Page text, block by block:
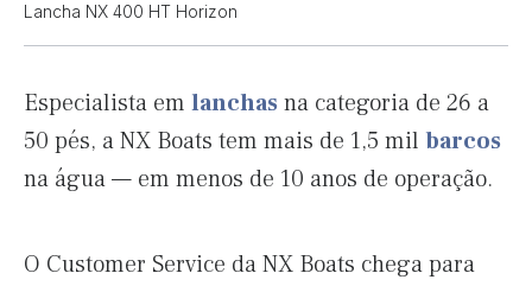
Lancha NX 400 HT Horizon
Especialista em lanchas na categoria de 26 a
50 pés, a NX Boats tem mais de 1,5 mil barcos
na água — em menos de 10 anos de operação.
O Customer Service da NX Boats chega para